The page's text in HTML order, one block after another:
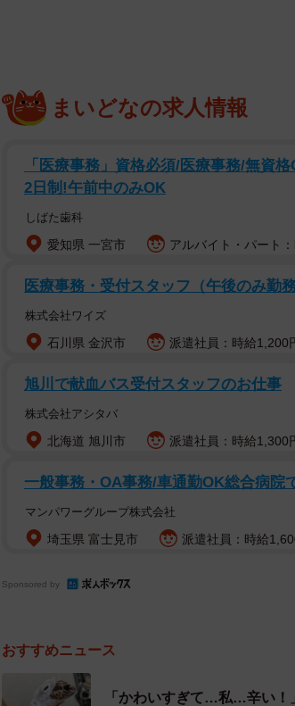
まいどなの求人情報
「医療事務」資格必須/医療事務/無資
2日制!午前中のみOK
しばた歯科
愛知県 一宮市 アルバイト・パート
医療事務・受付スタッフ（午後のみ勤務
株式会社ワイズ
石川県 金沢市 派遣社員：時給1,200
旭川で献血バス受付スタッフのお仕事
株式会社アシタバ
北海道 旭川市 派遣社員：時給1,300
一般事務・OA事務/車通勤OK総合病院
マンパワーグループ株式会社
埼玉県 富士見市 派遣社員：時給
Sponsored by
おすすめニュース
「かわいすぎて…私…辛い